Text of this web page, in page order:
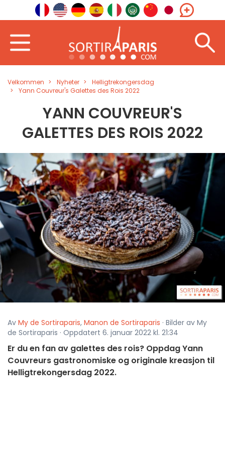
Velkommen Nyheter
Helligtrekongersdag
Yann Couvreur's Galettes des Rois 2022
YANN COUVREUR'S
GALETTES DES ROIS 2022
Av My de Sortiraparis, Manon de Sortiraparis · Bilder av My
de Sortiraparis · Oppdatert 6. januar 2022 kl. 21:34
Er du en fan av galettes des rois? Oppdag Yann
Couvreurs gastronomiske og originale kreasjon til
Helligtrekongersdag 2022.